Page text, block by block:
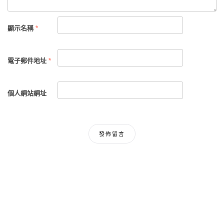
顯示名稱 *
電子郵件地址 *
個人網站網址